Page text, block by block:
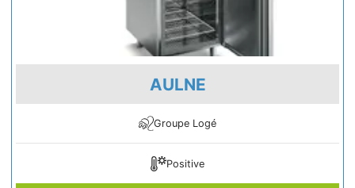
AULNE
Groupe Logé
Positive